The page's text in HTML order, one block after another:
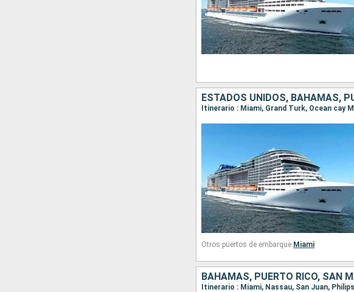
ESTADOS UNIDOS, BAHAMAS,
Otros puertos de embarque: Miami
BAHAMAS, PUERTO RICO, SAN